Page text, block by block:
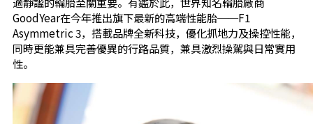
GoodYear在今年推出旗下最新的高端性能胎──F1
Asymmetric 3，搭載品牌全新科技，優化抓地力及操控性能，
同時更能兼具完善優異的行路品質，兼具激烈操駕與日常實用
性。